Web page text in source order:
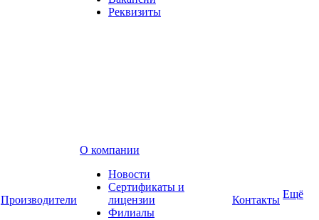
Реквизиты
Производители
О компании
Новости
Сертификаты и
лицензии
Филиалы
Контакты Ещё